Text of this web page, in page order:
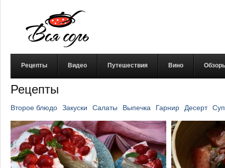
Рецепты Видео Путешествия Вино
Рецепты
Второе блюдо Закуски Салаты Выпечка Гарнир Десерт Суп